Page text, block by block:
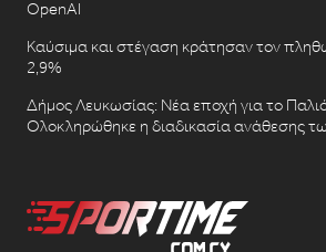
OpenAI
Καύσιμα και στέγαση κράτησαν τον
2,9%
Δήμος Λευκωσίας: Νέα εποχή για το
Ολοκληρώθηκε η διαδικασία ανάθεσης